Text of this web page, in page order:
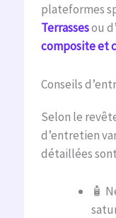
plateformes
Terrassesou
composite et
Conseils
Selon le
d’entretien
détaillées
🧴